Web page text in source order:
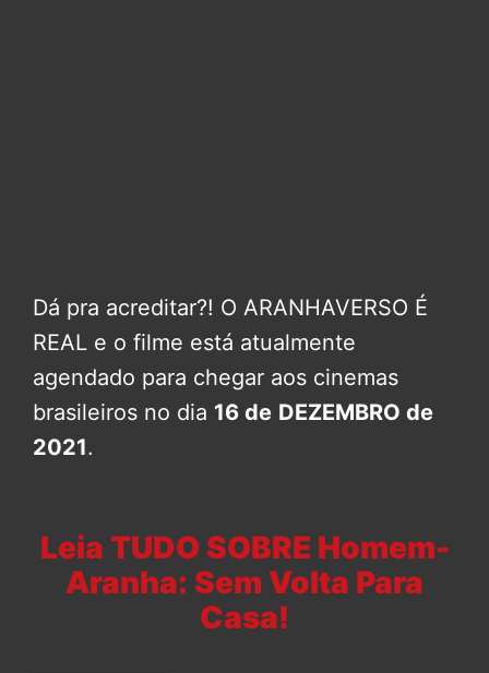
Dá pra acreditar?! O ARANHAVERSO É
REAL e o filme está atualmente
agendado para chegar aos cinemas
brasileiros no dia 16 de DEZEMBRO de
2021.
Leia TUDO SOBRE Homem-
Aranha: Sem Volta Para
Casa!